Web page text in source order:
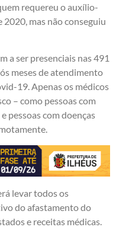
requereu o auxílio-
mas não conseguiu
a ser presenciais nas 491
meses de atendimento
19. Apenas os médicos
– como pessoas com
pessoas com doenças
levar todos os
do afastamento do
e receitas médicas.